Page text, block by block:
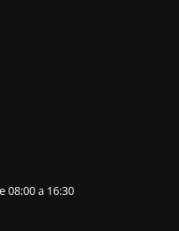
08:00 a 16:30